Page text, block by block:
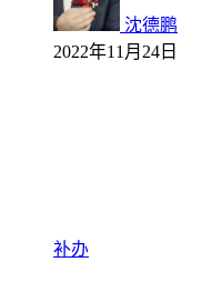
沈德鹏
2022年11月24日
补办